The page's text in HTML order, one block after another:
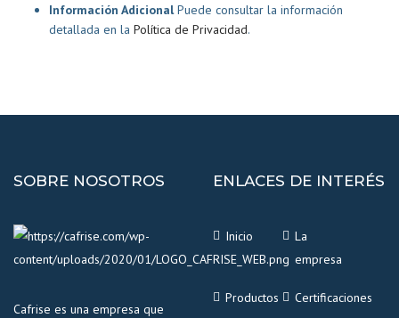
Información AdicionalPuede consultar la información
detallada en la Política de Privacidad.
SOBRE NOSOTROS
Cafrise es una empresa que
ENLACES DE INTERÉS
Inicio
La
empresa
Productos Certificaciones